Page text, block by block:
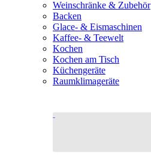
Weinschränke & Zubehör
Backen
Glace- & Eismaschinen
Kaffee- & Teewelt
Kochen
Kochen am Tisch
Küchengeräte
Raumklimageräte